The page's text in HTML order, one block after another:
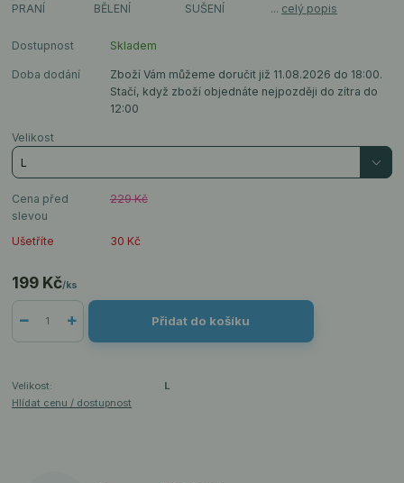
PRANÍ BĚLENÍ SUŠENÍ ... celý popis
Dostupnost Skladem
Doba dodání
Zboží Vám můžeme doručit již 11.08.2026 do 18:00.
Stačí, když zboží objednáte nejpozději do zítra do
12:00
Velikost
Cena před
slevou
229 Kč
Ušetříte 30 Kč
199 Kč/ks
Přidat do košíku
Velikost:
L
Hlídat cenu / dostupnost